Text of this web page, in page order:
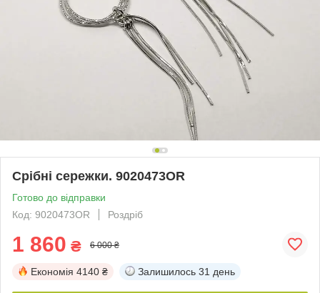
Срібні сережки. 9020473OR
Готово до відправки
Код: 9020473OR
Роздріб
1 860 ₴ 6 000 ₴
Економія 4140 ₴ Залишилось 31 день